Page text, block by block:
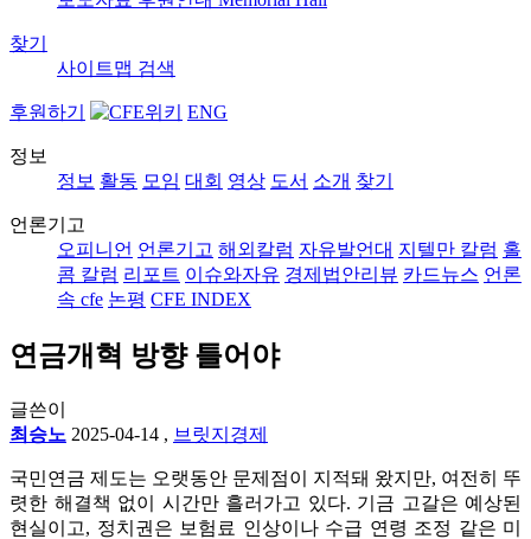
찾기
사이트맵 검색
후원하기 ENG
정보
정보 활동 모임 대회 영상 도서 소개 찾기
언론기고
오피니언 언론기고 해외칼럼 자유발언대 지텔만 칼럼 홀
콤 칼럼 리포트 이슈와자유 경제법안리뷰 카드뉴스 언론
속 cfe 논평 CFE INDEX
연금개혁 방향 틀어야
글쓴이
최승노 2025-04-14 , 브릿지경제
국민연금 제도는 오랫동안 문제점이 지적돼 왔지만, 여전히 뚜
렷한 해결책 없이 시간만 흘러가고 있다. 기금 고갈은 예상된
현실이고, 정치권은 보험료 인상이나 수급 연령 조정 같은 미